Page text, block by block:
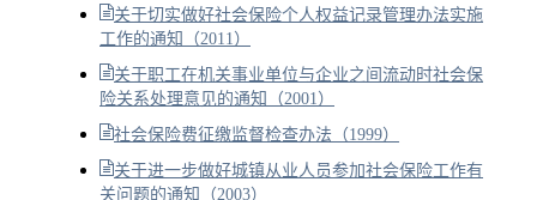
关于切实做好社会保险个人权益记录管理办法实施
工作的通知（2011）
关于职工在机关事业单位与企业之间流动时社会保
险关系处理意见的通知（2001）
社会保险费征缴监督检查办法（1999）
关于进一步做好城镇从业人员参加社会保险工作有
关问题的通知（2003）